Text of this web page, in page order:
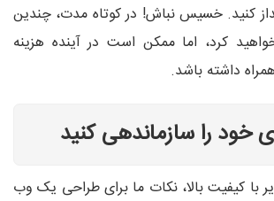
کنید. خسیس نباش! در کوتاه مدت، چندین
کرد، اما ممکن است در آینده هزینه
داشته باشد.
با کیفیت بالا، نکات ما برای طراحی یک وب